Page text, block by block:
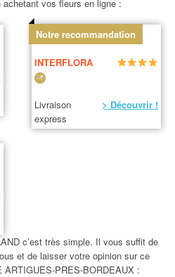
achetant vos fleurs en ligne :
Notre recommandation
INTERFLORA
Livraison
express
> Découvrir !
c’est très simple. Il vous suffit de
et de laisser votre opinion sur ce
PRES-BORDEAUX :